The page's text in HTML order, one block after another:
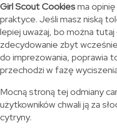
Girl Scout Cookiesma
praktyce. Jeśli masz niską
lepiej uważaj, bo można
zdecydowanie zbyt
do imprezowania, poprawia
przechodzi w fazę
Mocną stroną tej odmiany
użytkowników chwali ją za
cytryny.